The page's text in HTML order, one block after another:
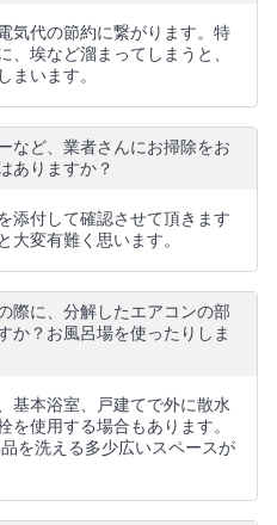
気代の節約に繋がります。特
、埃など溜まってしまうと、
まいます。
など、業者さんにお掃除をお
ありますか？
添付して確認させて頂きます
大変有難く思います。
際に、分解したエアコンの部
か？お風呂場を使ったりしま
基本浴室、戸建てで外に散水
を使用する場合もあります。
を洗える多少広いスペースが